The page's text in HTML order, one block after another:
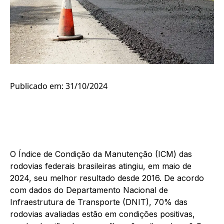
Publicado em: 31/10/2024
O Índice de Condição da Manutenção (ICM) das
rodovias federais brasileiras atingiu, em maio de
2024, seu melhor resultado desde 2016. De acordo
com dados do Departamento Nacional de
Infraestrutura de Transporte (DNIT), 70% das
rodovias avaliadas estão em condições positivas,